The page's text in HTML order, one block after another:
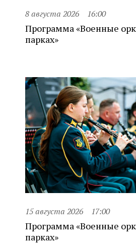
8 августа 2026 16:00
Программа «Военные
парках»
15 августа 2026 17:00
Программа «Военные
парках»